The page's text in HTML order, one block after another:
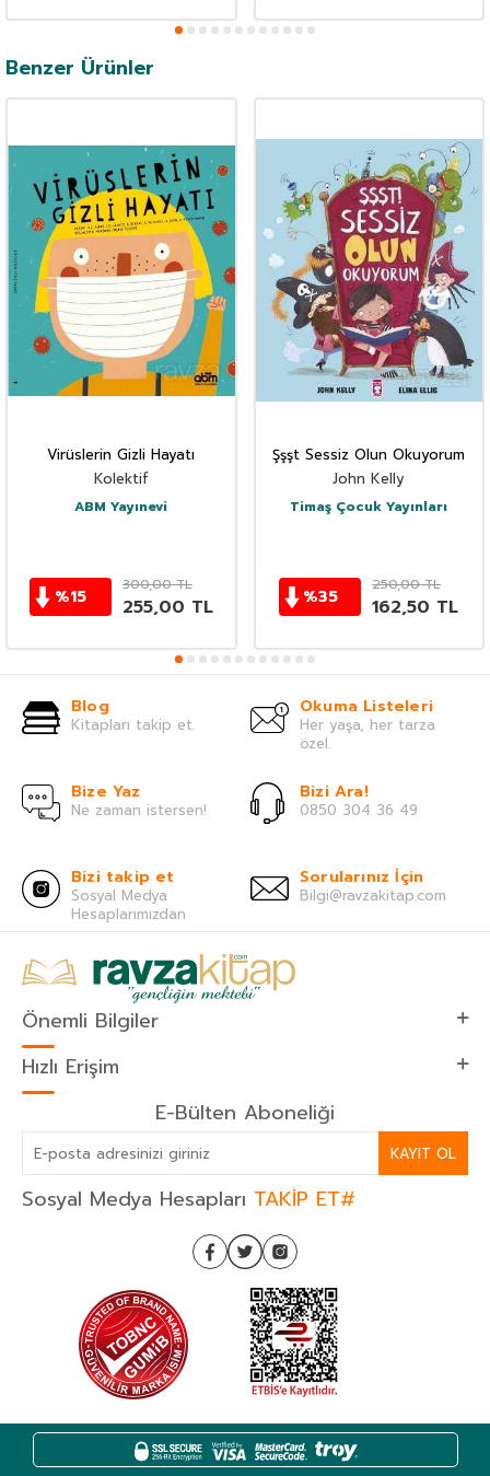
Benzer Ürünler
Virüslerin Gizli Hayatı
Kolektif
ABM Yayınevi
%15
300,00TL
255,00 TL
Şşşt Sessiz Olun Okuyorum
John Kelly
Timaş Çocuk Yayınları
%35
250,00TL
162,50 TL
Blog
Kitapları takip et.
Okuma Listeleri
Her yaşa, her tarza
özel.
Bize Yaz
Ne zaman istersen!
Bizi Ara!
0850 304 36 49
Bizi takip et
Sosyal Medya
Hesaplarımızdan
Sorularınız İçin
Bilgi@ravzakitap.com
Önemli Bilgiler
Hızlı Erişim
E-Bülten Aboneliği
KAYIT OL
Sosyal Medya Hesapları TAKİP ET#